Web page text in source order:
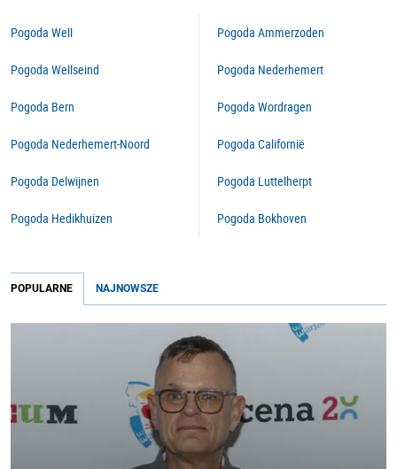
Pogoda Well
Pogoda Wellseind
Pogoda Bern
Pogoda Nederhemert-Noord
Pogoda Delwijnen
Pogoda Hedikhuizen
Pogoda Ammerzoden
Pogoda Nederhemert
Pogoda Wordragen
Pogoda Californië
Pogoda Luttelherpt
Pogoda Bokhoven
POPULARNE NAJNOWSZE